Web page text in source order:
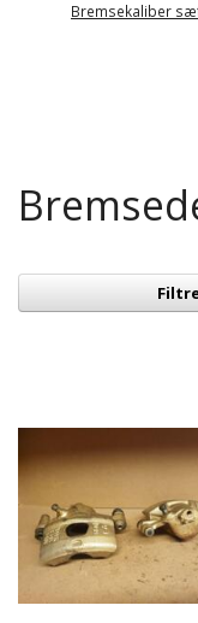
Bremsekaliber sæt